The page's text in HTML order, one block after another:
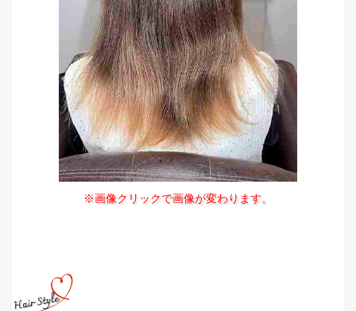
※画像クリックで画像が変わります。